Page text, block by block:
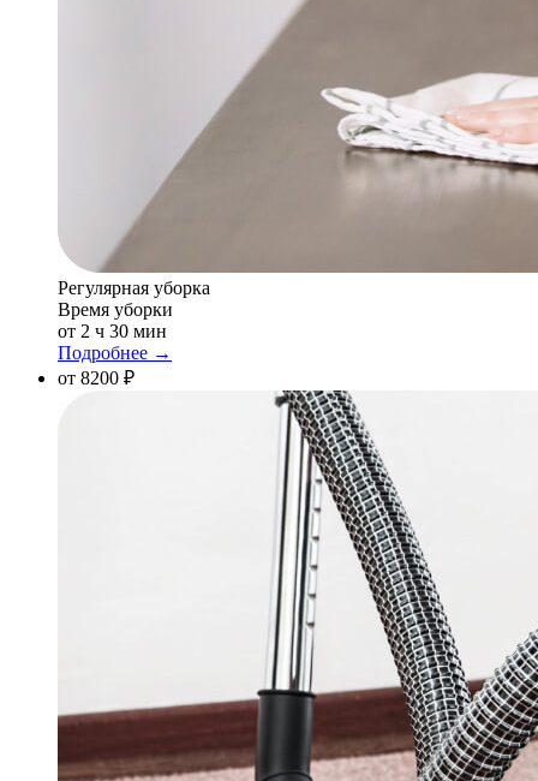
Регулярная уборка
Время уборки
от 2 ч 30 мин
Подробнее →
от 8200 ₽